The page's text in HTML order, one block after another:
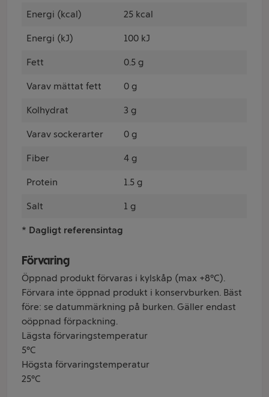
Energi (kcal) 25 kcal
Energi (kJ) 100 kJ
Fett 0.5 g
Varav mättat fett 0 g
Kolhydrat 3 g
Varav sockerarter 0 g
Fiber 4 g
Protein 1.5 g
Salt 1 g
* Dagligt referensintag
Förvaring
Öppnad produkt förvaras i kylskåp (max +8°C).
Förvara inte öppnad produkt i konservburken. Bäst
före: se datummärkning på burken. Gäller endast
oöppnad förpackning.
Lägsta förvaringstemperatur
5°C
Högsta förvaringstemperatur
25°C